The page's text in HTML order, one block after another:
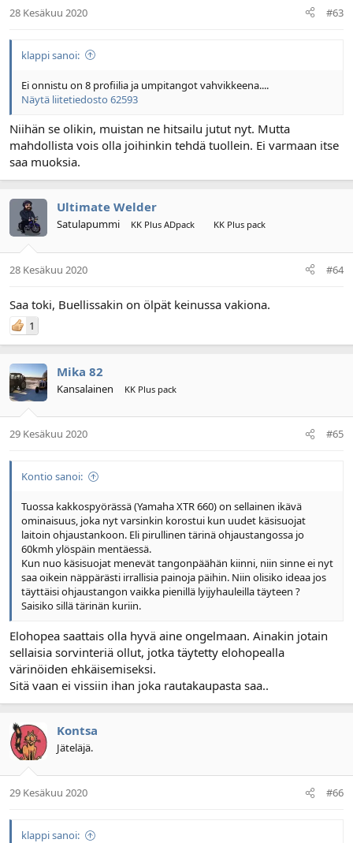
28 Kesäkuu 2020 #63
klappi sanoi:
Ei onnistu on 8 profiilia ja umpitangot vahvikkeena....
Näytä liitetiedosto 62593
Niihän se olikin, muistan ne hitsailu jutut nyt. Mutta
mahdollista vois olla joihinkin tehdä tuollein. Ei varmaan itse
saa muoksia.
Ultimate Welder
Satulapummi KK Plus ADpack KK Plus pack
28 Kesäkuu 2020 #64
Saa toki, Buellissakin on ölpät keinussa vakiona.
1
Mika 82
Kansalainen KK Plus pack
29 Kesäkuu 2020 #65
Kontio sanoi:
Tuossa kakkospyörässä (Yamaha XTR 660) on sellainen ikävä
ominaisuus, joka nyt varsinkin korostui kun uudet käsisuojat
laitoin ohjaustankoon. Eli pirullinen tärinä ohjaustangossa jo
60kmh ylöspäin mentäessä.
Kun nuo käsisuojat menevät tangonpäähän kiinni, niin sinne ei nyt
saa oikein näppärästi irrallisia painoja päihin. Niin olisiko ideaa jos
täyttäisi ohjaustangon vaikka pienillä lyijyhauleilla täyteen ?
Saisiko sillä tärinän kuriin.
Elohopea saattais olla hyvä aine ongelmaan. Ainakin jotain
sellaisia sorvinteriä ollut, jotka täytetty elohopealla
värinöiden ehkäisemiseksi.
Sitä vaan ei vissiin ihan joka rautakaupasta saa..
Kontsa
Jäteläjä.
29 Kesäkuu 2020 #66
klappi sanoi: